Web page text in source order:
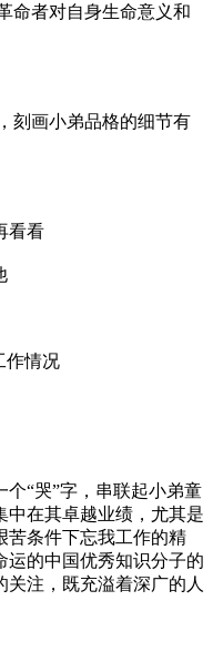
命者对自身生命意义和
刻画小弟品格的细节有
看看
作情况
个“哭”字，串联起小弟童
中在其卓越业绩，尤其是
苦条件下忘我工作的精
运的中国优秀知识分子的
注，既充溢着深广的人